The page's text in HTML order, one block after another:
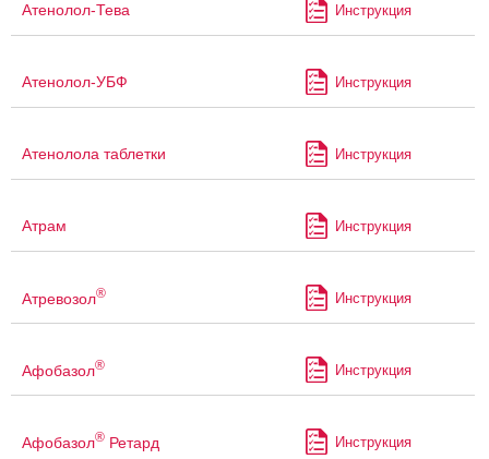
Атенолол-Тева Инструкция
Атенолол-УБФ Инструкция
Атенолола таблетки Инструкция
Атрам Инструкция
Атревозол® Инструкция
Афобазол® Инструкция
Афобазол® Ретард Инструкция